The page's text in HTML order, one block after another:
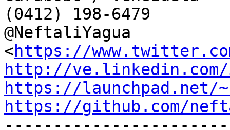
(0412) 198-6479
@NeftaliYagua
<https://
http://
https://launchpad.net/
https://github.com/